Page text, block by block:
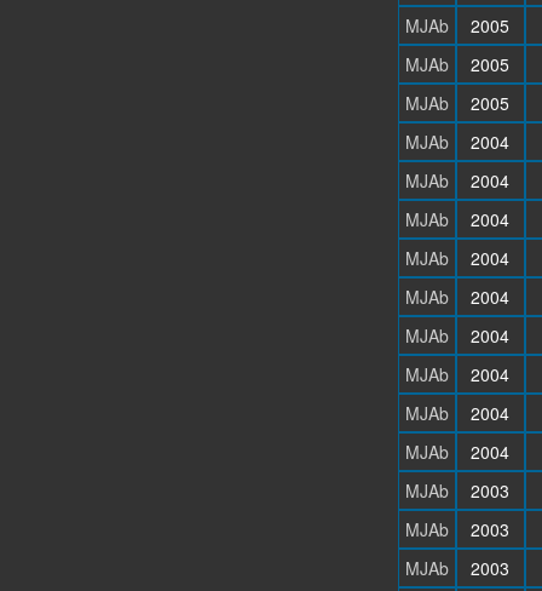
MJAb
2005
MJAb
2005
MJAb
2005
MJAb
2004
MJAb
2004
MJAb
2004
MJAb
2004
MJAb
2004
MJAb
2004
MJAb
2004
MJAb
2004
MJAb
2004
MJAb
2003
MJAb
2003
MJAb
2003